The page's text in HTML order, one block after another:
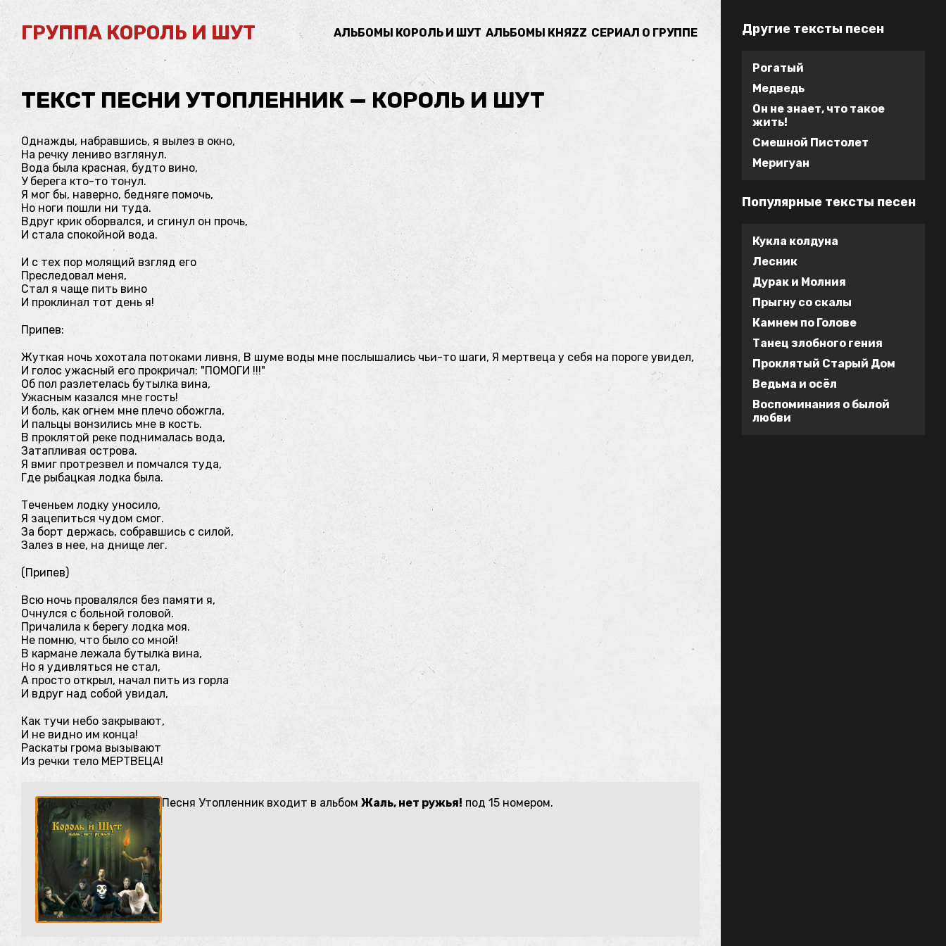
ГРУППА КОРОЛЬ И ШУТ АЛЬБОМЫ КОРОЛЬ И ШУТ АЛЬБОМЫ КНЯZZ СЕРИАЛ О ГРУППЕ
ТЕКСТ ПЕСНИ УТОПЛЕННИК — КОРОЛЬ И ШУТ
Однажды, набравшись, я вылез в окно,
На речку лениво взглянул.
Вода была красная, будто вино,
У берега кто-то тонул.
Я мог бы, наверно, бедняге помочь,
Но ноги пошли ни туда.
Вдруг крик оборвался, и сгинул он прочь,
И стала спокойной вода.
И с тех пор молящий взгляд его
Преследовал меня,
Стал я чаще пить вино
И проклинал тот день я!
Припев:
Жуткая ночь хохотала потоками ливня, В шуме воды мне послышались чьи-то шаги, Я мертвеца у себя на пороге увидел,
И голос ужасный его прокричал: "ПОМОГИ !!!"
Об пол разлетелась бутылка вина,
Ужасным казался мне гость!
И боль, как огнем мне плечо обожгла,
И пальцы вонзились мне в кость.
В проклятой реке поднималась вода,
Затапливая острова.
Я вмиг протрезвел и помчался туда,
Где рыбацкая лодка была.
Теченьем лодку уносило,
Я зацепиться чудом смог.
За борт держась, собравшись с силой,
Залез в нее, на днище лег.
(Припев)
Всю ночь провалялся без памяти я,
Очнулся с больной головой.
Причалила к берегу лодка моя.
Не помню, что было со мной!
В кармане лежала бутылка вина,
Но я удивляться не стал,
А просто открыл, начал пить из горла
И вдруг над собой увидал,
Как тучи небо закрывают,
И не видно им конца!
Раскаты грома вызывают
Из речки тело МЕРТВЕЦА!
Песня Утопленник входит в альбом Жаль, нет ружья! под 15 номером.
Другие тексты песен
Рогатый
Медведь
Он не знает, что такое
жить!
Смешной Пистолет
Меригуан
Популярные тексты песен
Кукла колдуна
Лесник
Дурак и Молния
Прыгну со скалы
Камнем по Голове
Танец злобного гения
Проклятый Старый Дом
Ведьма и осёл
Воспоминания о былой
любви